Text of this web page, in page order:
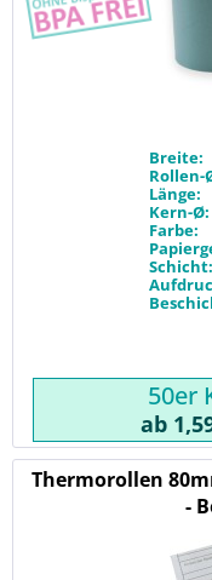
Breite:
Rollen-
Länge:
Kern-Ø:
Farbe:
Schicht:
50er
ab
Thermorollen
-